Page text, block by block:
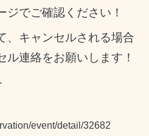
でご確認ください！
、キャンセルされる場合
連絡をお願いします！
event/detail/32682